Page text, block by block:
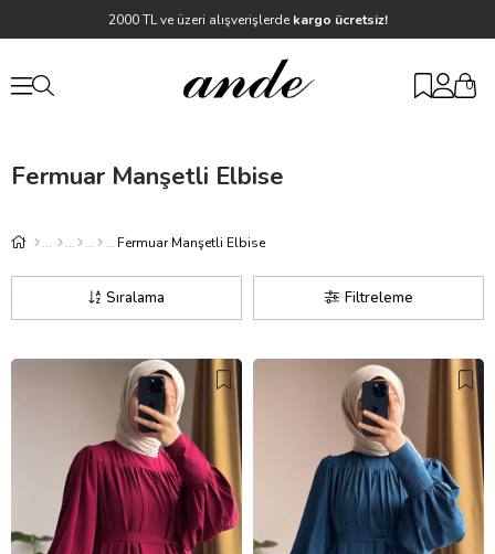
2000 TL ve üzeri alışverişlerde kargo ücretsiz!
0
Fermuar Manşetli Elbise
Fermuar Manşetli Elbise
Filtreleme
Sıralama